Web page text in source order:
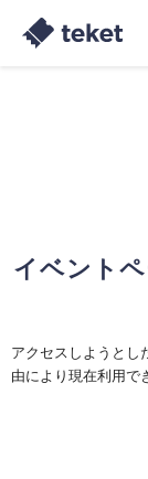
イベント
アクセスしようとし
由により現在利用で